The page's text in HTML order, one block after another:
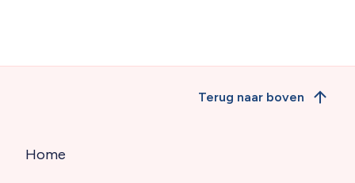
Home
Terug naar boven